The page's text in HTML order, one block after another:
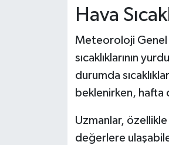
Hava
Meteoroloji Genel
sıcaklıklarının
durumda
beklenirken, hafta
Uzmanlar, özellikle
değerlere